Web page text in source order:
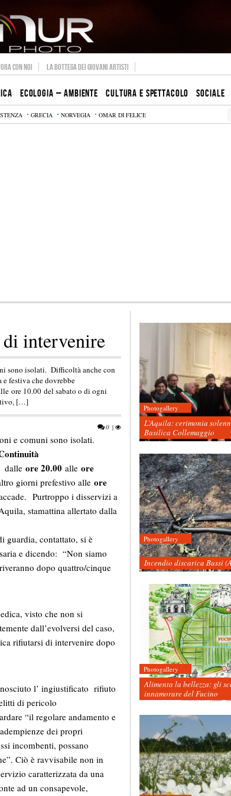
CON NOI LA BOTTEGA DEI GIOVANI ARTISTI
ECOLOGIA – AMBIENTE CULTURA E SPETTACOLO SOCIALE
GRECIA NORVEGIA OMAR DI FELICE
intervenire
sono isolati. Difficoltà anche con
festiva che dovrebbe
ore 10.00 del sabato o di ogni
[…]
0 |
e comuni sono isolati.
dalle ore 20.00 alle ore
giorni prefestivo alle ore
Purtroppo i disservizi a
stamattina allertato dalla
guardia, contattato, si è
e dicendo: “Non siamo
dopo quattro/cinque
visto che non si
dall’evolversi del caso,
rifiutarsi di intervenire dopo
l’ ingiustificato rifiuto
di pericolo
“il regolare andamento e
dei propri
incombenti, possano
Ciò è ravvisabile non in
caratterizzata da una
ad un consapevole,
Photogallery
L’Aquila: cerimonia
Basilica Collemaggio
Photogallery
Incendio discarica Bussi
Photogallery
Alimenta la bellezza: gli
innamorare del Fucino